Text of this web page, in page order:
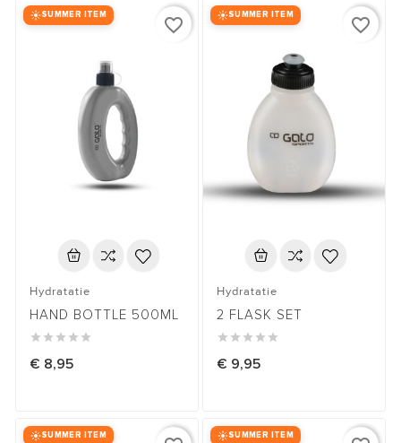
SUMMER ITEM
Hydratatie
HAND BOTTLE 500ML
    
€ 8,95
favorite_border SUMMER ITEM
Hydratatie
2 FLASK SET
    
€ 9,95
favorite_border
SUMMER ITEM SUMMER ITEM